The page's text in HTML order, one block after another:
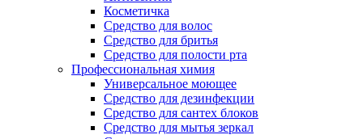
Косметичка
Средство для волос
Средство для бритья
Средство для полости рта
Профессиональная химия
Универсальное моющее
Средство для дезинфекции
Средство для сантех блоков
Средство для мытья зеркал